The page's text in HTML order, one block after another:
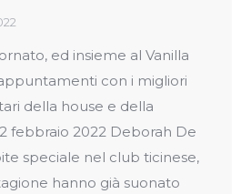
ed insieme al Vanilla
con i migliori
della house e della
febbraio 2022 Deborah De
speciale nel club ticinese,
hanno già suonato